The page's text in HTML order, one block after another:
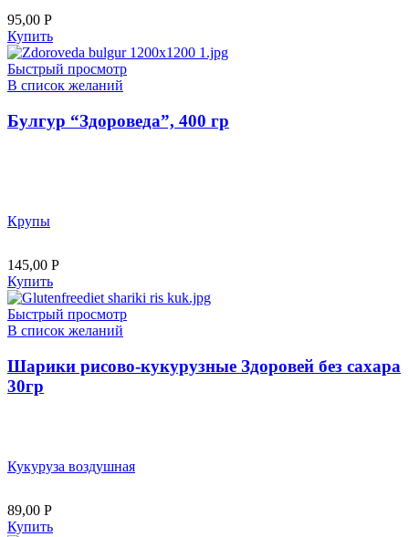
95,00 Р
Купить
Быстрый просмотр
В список желаний
Булгур “Здороведа”, 400 гр
Крупы
145,00 Р
Купить
Быстрый просмотр
В список желаний
Шарики рисово-кукурузные Здоровей без сахара
30гр
Кукуруза воздушная
89,00 Р
Купить